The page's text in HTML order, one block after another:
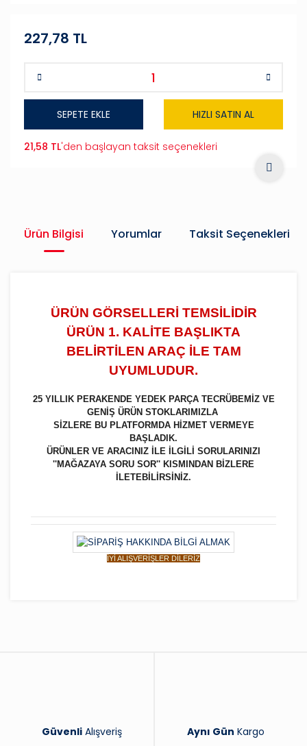
227,78 TL
SEPETE EKLE HIZLI SATIN AL
21,58 TL'den başlayan taksit seçenekleri
Ürün Bilgisi Yorumlar Taksit Seçenekleri
ÜRÜN GÖRSELLERİ TEMSİLİDİR
ÜRÜN 1. KALİTE BAŞLIKTA
BELİRTİLEN ARAÇ İLE TAM
UYUMLUDUR.
25 YILLIK PERAKENDE YEDEK PARÇA TECRÜBEMİZ VE
GENİŞ ÜRÜN STOKLARIMIZLA
SİZLERE BU PLATFORMDA HİZMET VERMEYE
BAŞLADIK.
ÜRÜNLER VE ARACINIZ İLE İLGİLİ SORULARINIZI
''MAĞAZAYA SORU SOR'' KISMINDAN BİZLERE
İLETEBİLİRSİNİZ.
İYİ ALIŞVERİŞLER DİLERİZ
Güvenli Alışveriş Aynı Gün Kargo